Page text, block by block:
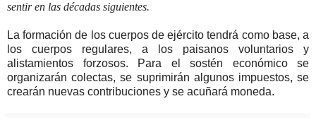
sentir en las décadas siguientes.
La formación de los cuerpos de ejército tendrá como base, a
los cuerpos regulares, a los paisanos voluntarios y
alistamientos forzosos. Para el sostén económico se
organizarán colectas, se suprimirán algunos impuestos, se
crearán nuevas contribuciones y se acuñará moneda.